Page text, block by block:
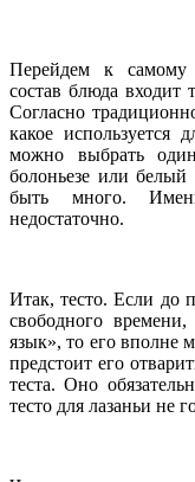
Перейдем к самому
состав блюда входит
Согласно
какое используется
можно выбрать
болоньезе или
быть много.
недостаточно.
Итак, тесто. Если до
свободного
язык», то его вполне
предстоит его
теста. Оно
тесто для лазаньи не